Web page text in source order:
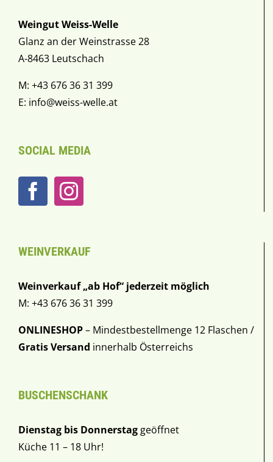
Weingut Weiss-Welle
Glanz an der Weinstrasse 28
A-8463 Leutschach
M: +43 676 36 31 399
E: info@weiss-welle.at
SOCIAL MEDIA
WEINVERKAUF
Weinverkauf „ab Hof“ jederzeit möglich
M: +43 676 36 31 399
ONLINESHOP– Mindestbestellmenge 12 Flaschen /
Gratis Versand innerhalb Österreichs
BUSCHENSCHANK
Dienstag bis Donnerstaggeöffnet
Küche 11 – 18 Uhr!